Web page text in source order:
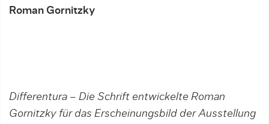
Roman Gornitzky
Differentura – Die Schrift entwickelte Roman
Gornitzky für das Erscheinungsbild der Ausstellung